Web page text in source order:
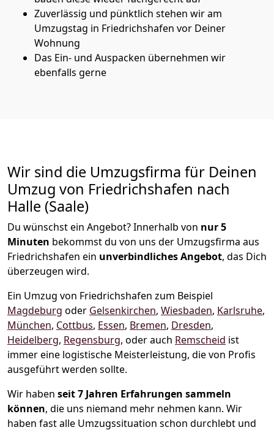
Zuverlässig und pünktlich stehen wir am
Umzugstag in Friedrichshafen vor Deiner
Wohnung
Das Ein- und Auspacken übernehmen wir
ebenfalls gerne
Wir sind die Umzugsfirma für Deinen
Umzug von Friedrichshafen nach
Halle (Saale)
Du wünschst ein Angebot? Innerhalb von nur 5
Minuten bekommst du von uns der Umzugsfirma aus
Friedrichshafen ein unverbindliches Angebot, das Dich
überzeugen wird.
Ein Umzug von Friedrichshafen zum Beispiel
Magdeburg oder Gelsenkirchen, Wiesbaden, Karlsruhe,
München, Cottbus, Essen, Bremen, Dresden,
Heidelberg, Regensburg, oder auch Remscheid ist
immer eine logistische Meisterleistung, die von Profis
ausgeführt werden sollte.
Wir haben seit7 Jahren Erfahrungen sammeln
können, die uns niemand mehr nehmen kann. Wir
haben fast alle Umzugssituation schon durchlebt und